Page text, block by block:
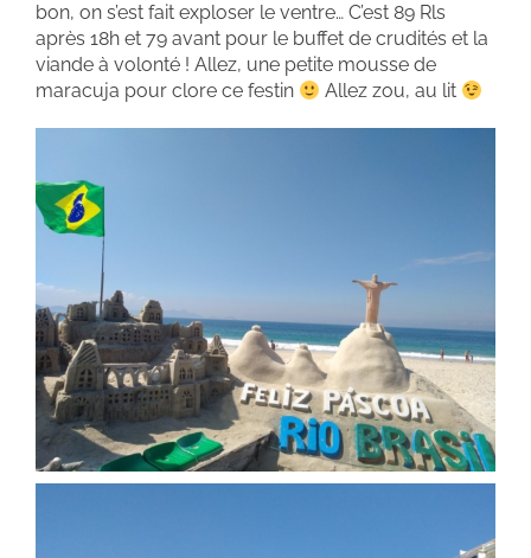
bon, on s’est fait exploser le ventre… C’est 89 Rls
après 18h et 79 avant pour le buffet de crudités et la
viande à volonté ! Allez, une petite mousse de
maracuja pour clore ce festin
Allez zou, au lit